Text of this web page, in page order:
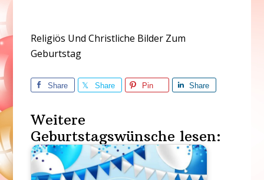
Religiös Und Christliche Bilder Zum
Geburtstag
Share Share Pin Share
Weitere
Geburtstagswünsche lesen: